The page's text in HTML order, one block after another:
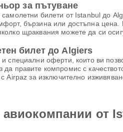
за пътуване
билети от Istanbul до
бързина или достъпна
щраквания можете да си
билет до Algiers
специални оферти, които ви
правите компромис с
Airpaz за изключително
от